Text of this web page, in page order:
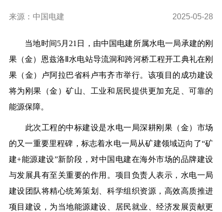
来源：中国电建 2025-05-28
当地时间5月21日，由中国电建所属水电一局承建的刚
果（金）恩兹洛Ⅱ水电站导流洞和跨河桥工程开工典礼在刚
果（金）卢阿拉巴省科卢韦齐市举行。该项目的成功建设
将为刚果（金）矿山、工业和居民提供更加充足、可靠的
能源保障。
此次工程的中标建设是水电一局深耕刚果（金）市场
的又一重要里程碑，标志着水电一局从矿建领域迈向了“矿
建+能源建设”新阶段，对中国电建在海外市场的品牌建设
与发展具有至关重要的作用。项目负责人表示，水电一局
建设团队将精心统筹策划、科学组织资源，高效高质推进
项目建设，为当地能源建设、居民就业、经济发展贡献更